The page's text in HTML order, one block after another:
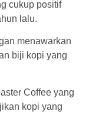
cukup positif
lalu.
menawarkan
biji kopi yang
Coffee yang
kopi yang